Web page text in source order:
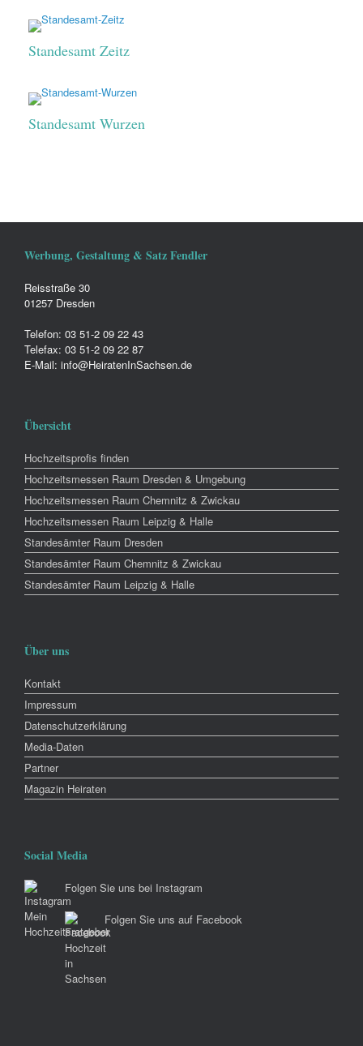
Standesamt Zeitz
Standesamt Wurzen
Werbung, Gestaltung & Satz Fendler
Reisstraße 30
01257 Dresden
Telefon: 03 51-2 09 22 43
Telefax: 03 51-2 09 22 87
E-Mail: info@HeiratenInSachsen.de
Übersicht
Hochzeitsprofis finden
Hochzeitsmessen Raum Dresden & Umgebung
Hochzeitsmessen Raum Chemnitz & Zwickau
Hochzeitsmessen Raum Leipzig & Halle
Standesämter Raum Dresden
Standesämter Raum Chemnitz & Zwickau
Standesämter Raum Leipzig & Halle
Über uns
Kontakt
Impressum
Datenschutzerklärung
Media-Daten
Partner
Magazin Heiraten
Social Media
Folgen Sie uns bei Instagram
Folgen Sie uns auf Facebook